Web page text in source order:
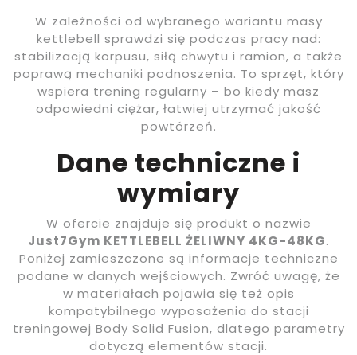
W zależności od wybranego wariantu masy
kettlebell sprawdzi się podczas pracy nad:
stabilizacją korpusu, siłą chwytu i ramion, a także
poprawą mechaniki podnoszenia. To sprzęt, który
wspiera trening regularny – bo kiedy masz
odpowiedni ciężar, łatwiej utrzymać jakość
powtórzeń.
Dane techniczne i
wymiary
W ofercie znajduje się produkt o nazwie
Just7Gym KETTLEBELL ŻELIWNY 4KG-48KG.
Poniżej zamieszczone są informacje techniczne
podane w danych wejściowych. Zwróć uwagę, że
w materiałach pojawia się też opis
kompatybilnego wyposażenia do stacji
treningowej Body Solid Fusion, dlatego parametry
dotyczą elementów stacji.